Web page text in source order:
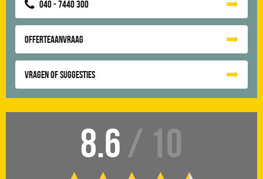
040 - 7440 300
Offerteaanvraag
Vragen of suggesties
8.6 / 10